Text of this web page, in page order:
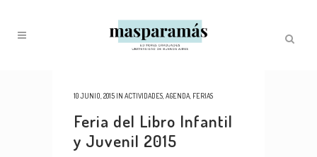
10 JUNIO, 2015 IN ACTIVIDADES AGENDA FERIAS
Feria del Libro Infantil
y Juvenil 2015